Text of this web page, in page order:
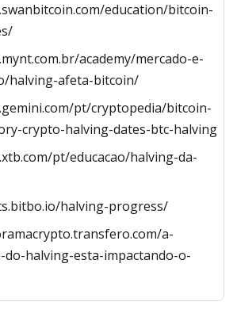
education/bitcoin-
academy/mercado-e-
halving-afeta-bitcoin/
pt/cryptopedia/bitcoin-
crypto-halving-dates-btc-halving
pt/educacao/halving-da-
halving-progress/
a-
do-halving-esta-impactando-o-